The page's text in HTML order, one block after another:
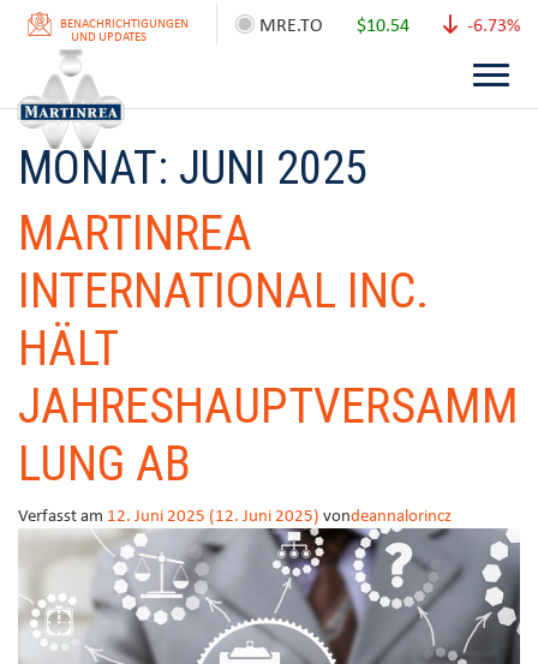
MRE.TO $10.54 -6.73%
BENACHRICHTIGUNGEN
UND UPDATES
MONAT: JUNI 2025
MARTINREA
INTERNATIONAL INC.
HÄLT
JAHRESHAUPTVERSAMM
LUNG AB
Verfasst am 12. Juni 2025 (12. Juni 2025)vondeannalorincz